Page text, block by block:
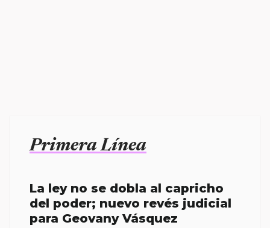
Primera Línea
La ley no se dobla al capricho
del poder; nuevo revés judicial
para Geovany Vásquez